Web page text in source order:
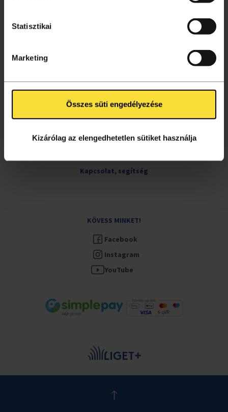
Statisztikai
Marketing
Összes süti engedélyezése
Kizárólag az elengedhetetlen sütiket használja
Vásárlás menete
Archívum
Kapcsolat, segítség
KÖVESS MINKET!
Facebook
Instagram
YouTube